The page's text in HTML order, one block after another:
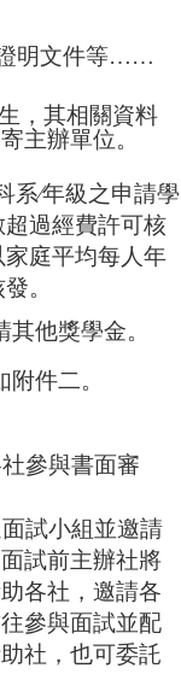
明文件等……
，其相關資料
主辦單位。
系∕年級之申請學
過經費許可核
庭平均每人年
。
他獎學金。
件二。
參與書面審
試小組並邀請
試前主辦社將
各社，邀請各
參與面試並配
社，也可委託